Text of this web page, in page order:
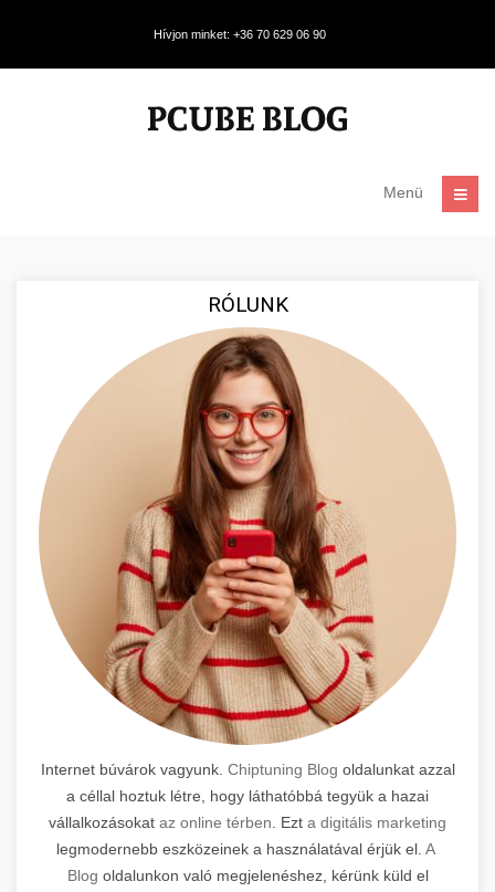
Hívjon minket: +36 70 629 06 90
Menü
RÓLUNK
Internet búvárok vagyunk. Chiptuning Blog oldalunkat azzal
a céllal hoztuk létre, hogy láthatóbbá tegyük a hazai
vállalkozásokat az online térben . Ezt a digitális marketing
legmodernebb eszközeinek a használatával érjük el. A
Blog oldalunkon való megjelenéshez, kérünk küld el